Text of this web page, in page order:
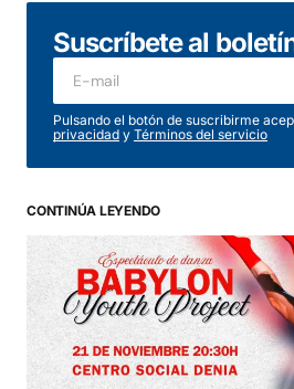
Suscríbete al
Pulsando el botón de suscribirme
privacidad y Términos del servicio
CONTINÚA LEYENDO